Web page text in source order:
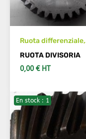
Ruota differenziale,
divisione
RUOTA DIVISORIA
0,00 € HT
VEDI DETTAGLI
En stock : 1